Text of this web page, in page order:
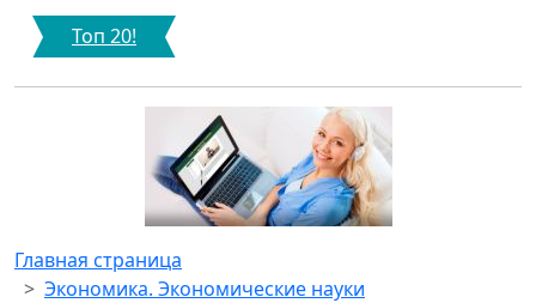
Топ 20!
Главная страница
Экономика. Экономические науки